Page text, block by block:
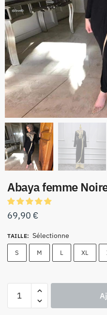
Abaya femme
69,90 €
TAILLE: Sélectionne
S M L XL